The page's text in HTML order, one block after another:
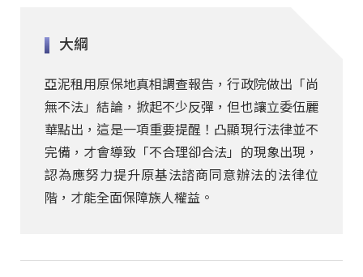
大綱
亞泥租用原保地真相調查報告，行政院做出「尚
無不法」結論，掀起不少反彈，但也讓立委伍麗
華點出，這是一項重要提醒！凸顯現行法律並不
完備，才會導致「不合理卻合法」的現象出現，
認為應努力提升原基法諮商同意辦法的法律位
階，才能全面保障族人權益。